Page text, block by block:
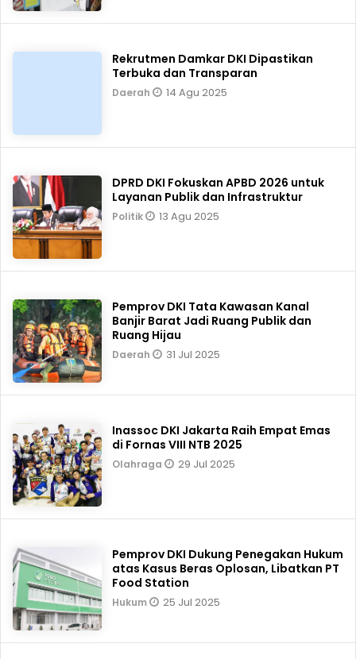
Rekrutmen Damkar DKI Dipastikan
Terbuka dan Transparan
Daerah 14 Agu 2025
DPRD DKI Fokuskan APBD 2026 untuk
Layanan Publik dan Infrastruktur
Politik 13 Agu 2025
Pemprov DKI Tata Kawasan Kanal
Banjir Barat Jadi Ruang Publik dan
Ruang Hijau
Daerah 31 Jul 2025
Inassoc DKI Jakarta Raih Empat Emas
di Fornas VIII NTB 2025
Olahraga 29 Jul 2025
Pemprov DKI Dukung Penegakan Hukum
atas Kasus Beras Oplosan, Libatkan PT
Food Station
Hukum 25 Jul 2025